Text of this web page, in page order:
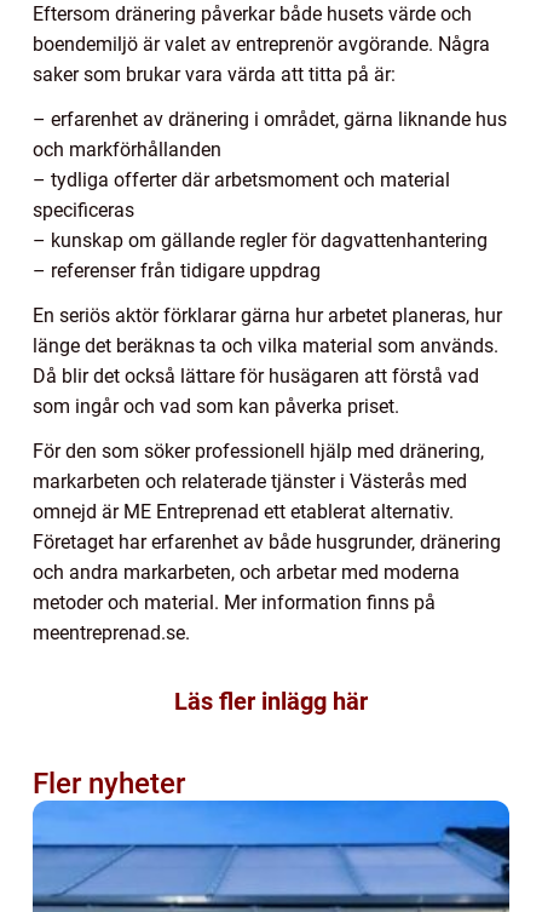
Eftersom dränering påverkar både husets värde och
boendemiljö är valet av entreprenör avgörande. Några
saker som brukar vara värda att titta på är:
– erfarenhet av dränering i området, gärna liknande hus
och markförhållanden
– tydliga offerter där arbetsmoment och material
specificeras
– kunskap om gällande regler för dagvattenhantering
– referenser från tidigare uppdrag
En seriös aktör förklarar gärna hur arbetet planeras, hur
länge det beräknas ta och vilka material som används.
Då blir det också lättare för husägaren att förstå vad
som ingår och vad som kan påverka priset.
För den som söker professionell hjälp med dränering,
markarbeten och relaterade tjänster i Västerås med
omnejd är ME Entreprenad ett etablerat alternativ.
Företaget har erfarenhet av både husgrunder, dränering
och andra markarbeten, och arbetar med moderna
metoder och material. Mer information finns på
meentreprenad.se.
Läs fler inlägg här
Fler nyheter